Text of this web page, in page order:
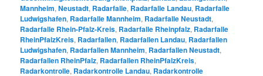
Mannheim,Neustadt, Radarfalle, Radarfalle Landau, Radarfalle
Ludwigshafen, Radarfalle Mannheim, Radarfalle Neustadt,
Radarfalle Rhein-Pfalz-Kreis, Radarfalle Rheinpfalz, Radarfalle
RheinPfalzKreis, Radarfallen, Radarfallen Landau, Radarfallen
Ludwigshafen, Radarfallen Mannheim, Radarfallen Neustadt,
Radarfallen RheinPfalz, Radarfallen RheinPfalzKreis,
Radarkontrolle, Radarkontrolle Landau, Radarkontrolle